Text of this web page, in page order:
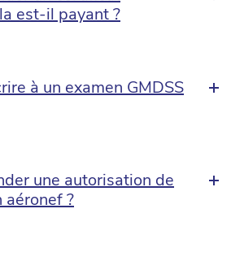
est-il payant ?
à un examen GMDSS
une autorisation de
?